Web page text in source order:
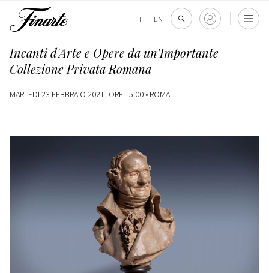
IT | EN
Incanti d'Arte e Opere da un'Importante
Collezione Privata Romana
MARTEDÌ 23 FEBBRAIO 2021, ORE 15:00 • ROMA